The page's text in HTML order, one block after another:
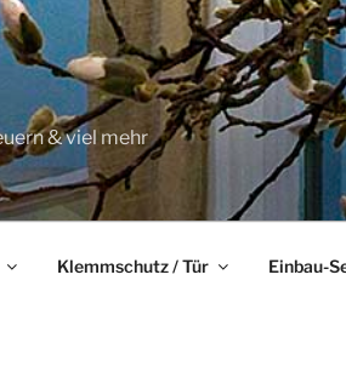
& viel mehr
Klemmschutz / Tür Einbau-